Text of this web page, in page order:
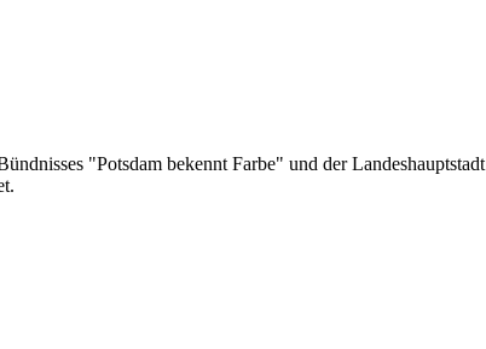
"Potsdam bekennt Farbe" und der Landeshauptstadt